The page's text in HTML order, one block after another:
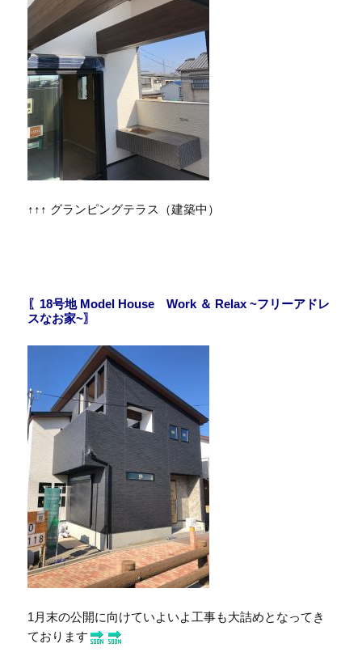
↑↑↑ グランピングテラス（建築中）
〖18号地 Model House Work ＆ Relax ~フリーアドレ
スなお家~〗
1月末の公開に向けていよいよ工事も大詰めとなってき
ております